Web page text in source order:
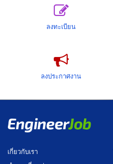
ลงทะเบียน
ลงประกาศงาน
เกี่ยวกับเรา